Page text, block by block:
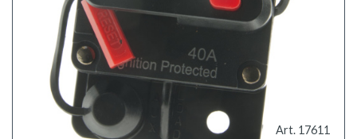
Art. 17611